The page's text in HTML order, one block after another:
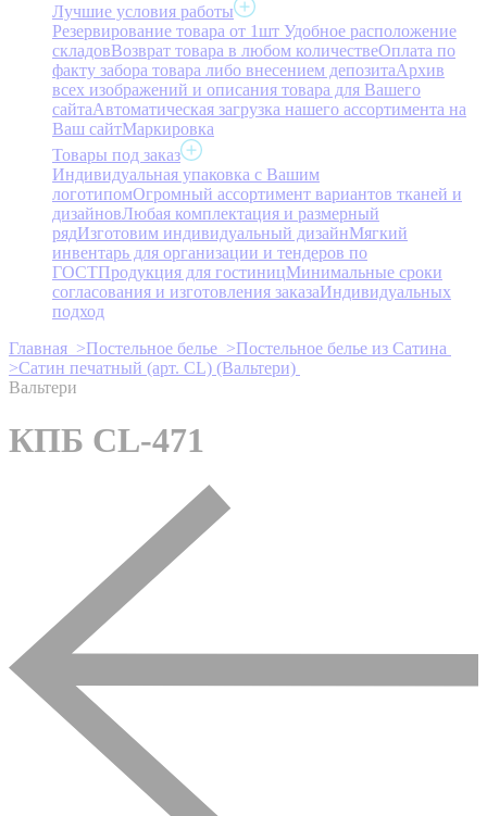
Лучшие условия работы
Резервирование товара от 1шт Удобное расположение
складовВозврат товара в любом количествеОплата по
факту забора товара либо внесением депозитаАрхив
всех изображений и описания товара для Вашего
сайтаАвтоматическая загрузка нашего ассортимента на
Ваш сайтМаркировка
Товары под заказ
Индивидуальная упаковка с Вашим
логотипомОгромный ассортимент вариантов тканей и
дизайновЛюбая комплектация и размерный
рядИзготовим индивидуальный дизайнМягкий
инвентарь для организации и тендеров по
ГОСТПродукция для гостиницМинимальные сроки
согласования и изготовления заказаИндивидуальных
подход
Главная >Постельное белье >Постельное белье из Сатина
>Сатин печатный (арт. СL) (Вальтери)
Вальтери
КПБ CL-471